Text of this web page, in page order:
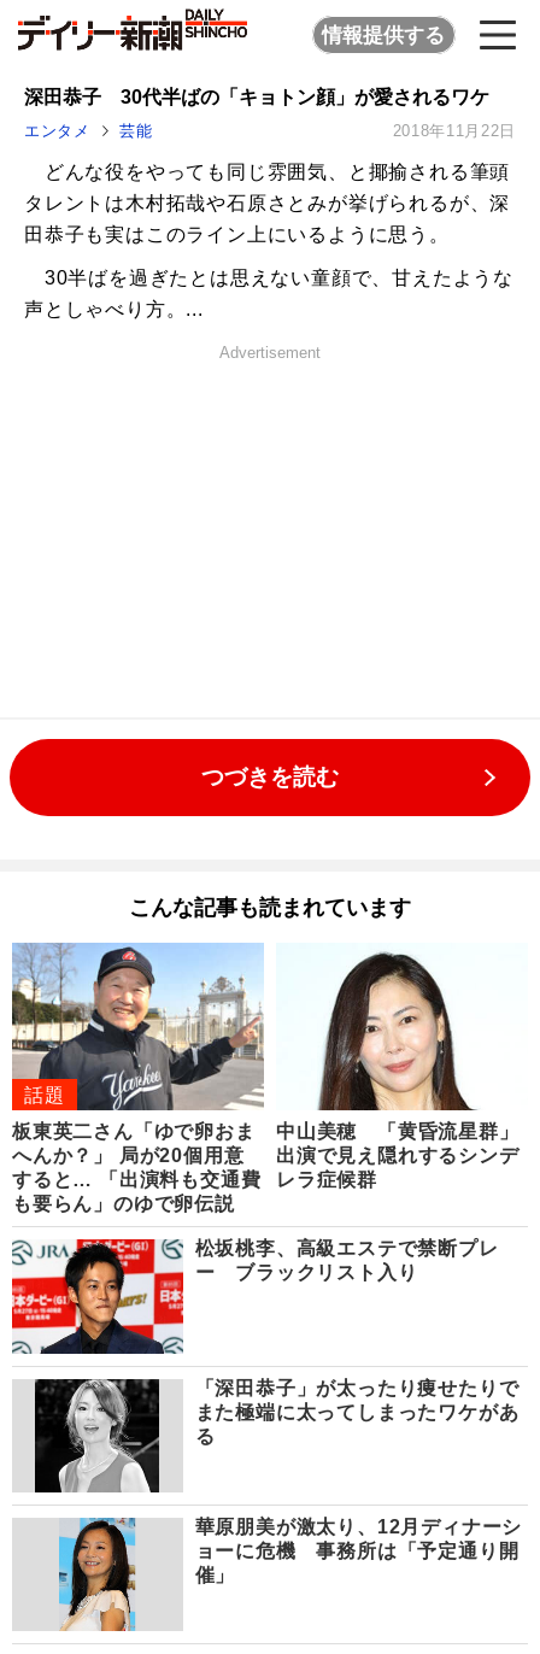
情報提供する
深田恭子 30代半ばの「キョトン顔」が愛されるワケ
エンタメ 芸能 2018年11月22日
どんな役をやっても同じ雰囲気、と揶揄される筆頭
タレントは木村拓哉や石原さとみが挙げられるが、深
田恭子も実はこのライン上にいるように思う。
30半ばを過ぎたとは思えない童顔で、甘えたような
声としゃべり方。...
Advertisement
つづきを読む
こんな記事も読まれています
話題
板東英二さん「ゆで卵おま
へんか？」 局が20個用意
すると… 「出演料も交通費
も要らん」のゆで卵伝説
中山美穂 「黄昏流星群」
出演で見え隠れするシンデ
レラ症候群
松坂桃李、高級エステで禁断プレ
ー ブラックリスト入り
「深田恭子」が太ったり痩せたりで
また極端に太ってしまったワケがあ
る
華原朋美が激太り、12月ディナーシ
ョーに危機 事務所は「予定通り開
催」